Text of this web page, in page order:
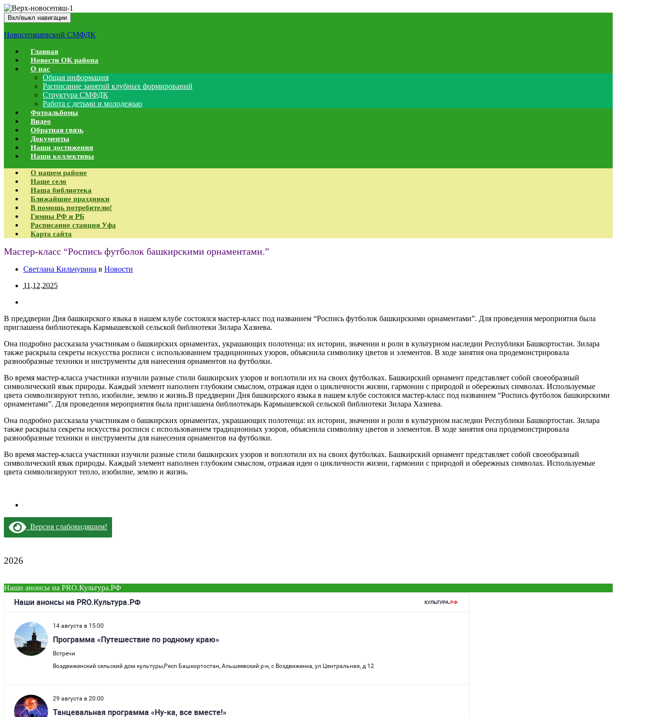
Вкл/выкл навигации
Новосепяшевский СМФДК
Главная
Новости ОК района
О нас
Общая информация
Расписание занятий клубных формирований
Структура СМФДК
Работа с детьми и молодежью
Фотоальбомы
Видео
Обратная связь
Документы
Наши достижения
Наши коллективы
О нашем районе
Наше село
Наша библиотека
Ближайшие праздники
В помощь потребителю!
Гимны РФ и РБ
Расписание станция Уфа
Карта сайта
Мастер-класс “Роспись футболок башкирскими орнаментами.”
Светлана Кильчурина в Новости
11.12.2025
В преддверии Дня башкирского языка в нашем клубе состоялся мастер-класс под названием “Роспись футболок башкирскими орнаментами”. Для проведения мероприятия была
приглашена библиотекарь Кармышевской сельской библиотеки Зилара Хазиева.
Она подробно рассказала участникам о башкирских орнаментах, украшающих полотенца: их истории, значении и роли в культурном наследии Республики Башкортостан. Зилара
также раскрыла секреты искусства росписи с использованием традиционных узоров, объяснила символику цветов и элементов. В ходе занятия она продемонстрировала
разнообразные техники и инструменты для нанесения орнаментов на футболки.
Во время мастер-класса участники изучили разные стили башкирских узоров и воплотили их на своих футболках. Башкирский орнамент представляет собой своеобразный
символический язык природы. Каждый элемент наполнен глубоким смыслом, отражая идеи о цикличности жизни, гармонии с природой и обережных символах. Используемые
цвета символизируют тепло, изобилие, землю и жизнь.В преддверии Дня башкирского языка в нашем клубе состоялся мастер-класс под названием “Роспись футболок башкирскими
орнаментами”. Для проведения мероприятия была приглашена библиотекарь Кармышевской сельской библиотеки Зилара Хазиева.
Она подробно рассказала участникам о башкирских орнаментах, украшающих полотенца: их истории, значении и роли в культурном наследии Республики Башкортостан. Зилара
также раскрыла секреты искусства росписи с использованием традиционных узоров, объяснила символику цветов и элементов. В ходе занятия она продемонстрировала
разнообразные техники и инструменты для нанесения орнаментов на футболки.
Во время мастер-класса участники изучили разные стили башкирских узоров и воплотили их на своих футболках. Башкирский орнамент представляет собой своеобразный
символический язык природы. Каждый элемент наполнен глубоким смыслом, отражая идеи о цикличности жизни, гармонии с природой и обережных символах. Используемые
цвета символизируют тепло, изобилие, землю и жизнь.
Версия слабовидящим!
2026
Наши анонсы на PRO.Культура.РФ